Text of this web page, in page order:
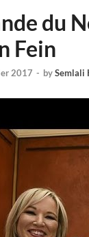
du
Fein
2017 - bySemlali